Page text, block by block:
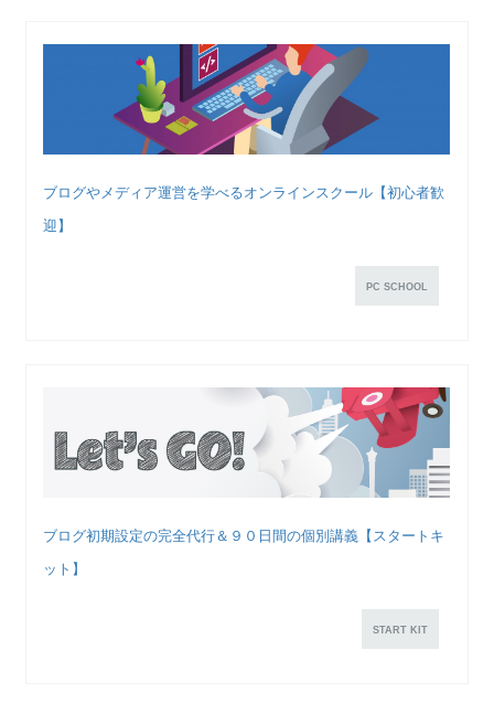
ブログやメディア運営を学べるオンラインスクール【初心者歓
迎】
PC SCHOOL
ブログ初期設定の完全代行＆９０日間の個別講義【スタートキ
ット】
START KIT